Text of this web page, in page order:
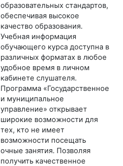
образовательных стандартов,
обеспечивая высокое
качество образования.
Учебная информация
обучающего курса доступна в
различных форматах в любое
удобное время в личном
кабинете слушателя.
Программа «Государственное
и муниципальное
управление» открывает
широкие возможности для
тех, кто не имеет
возможности посещать
очные занятия. Позволяя
получить качественное